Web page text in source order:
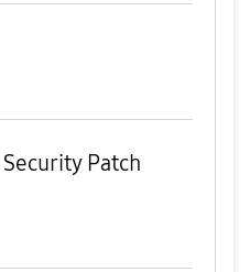
Patch